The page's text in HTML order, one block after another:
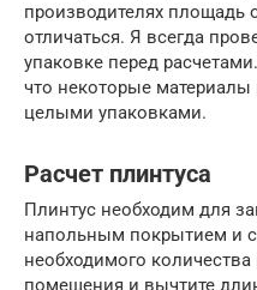
производителях площадь
отличаться. Я всегда
упаковке перед
что некоторые материалы
целыми упаковками.
Расчет плинтуса
Плинтус необходим для
напольным покрытием и
необходимого
помещения и вычтите